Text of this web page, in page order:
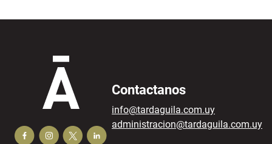
Contactanos
info@tardaguila.com.uy
administracion@tardaguila.com.uy